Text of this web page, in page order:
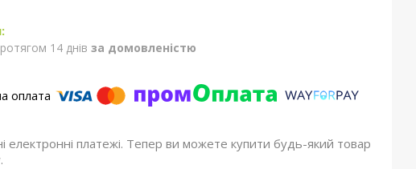
14 днів за домовленістю
електронні платежі. Тепер ви можете купити будь-який товар